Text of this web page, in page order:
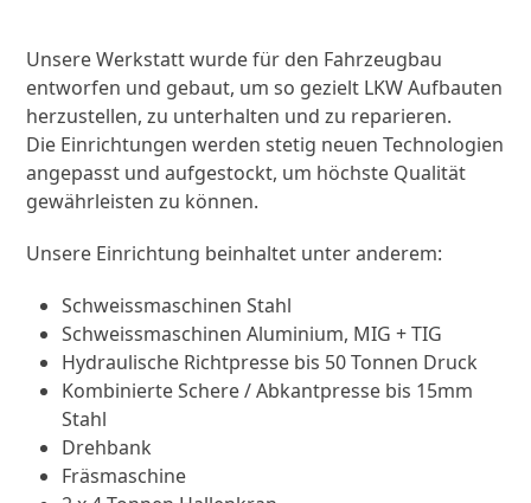
Unsere Werkstatt wurde für den Fahrzeugbau
entworfen und gebaut, um so gezielt LKW Aufbauten
herzustellen, zu unterhalten und zu reparieren.
Die Einrichtungen werden stetig neuen Technologien
angepasst und aufgestockt, um höchste Qualität
gewährleisten zu können.
Unsere Einrichtung beinhaltet unter anderem:
Schweissmaschinen Stahl
Schweissmaschinen Aluminium, MIG + TIG
Hydraulische Richtpresse bis 50 Tonnen Druck
Kombinierte Schere / Abkantpresse bis 15mm
Stahl
Drehbank
Fräsmaschine